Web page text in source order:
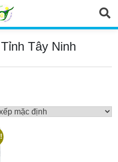
Tây Ninh